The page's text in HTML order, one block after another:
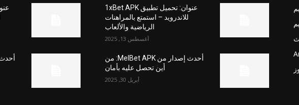
عنوان: تحميل تطبيق 1xBet APK
للاندرويد – استمتع بالمراهنات
الرياضية والألعاب
أغسطس 13, 2025
أحدث إصدار من MelBet APK: من
أين تحصل عليه بأمان
أبريل 30, 2025